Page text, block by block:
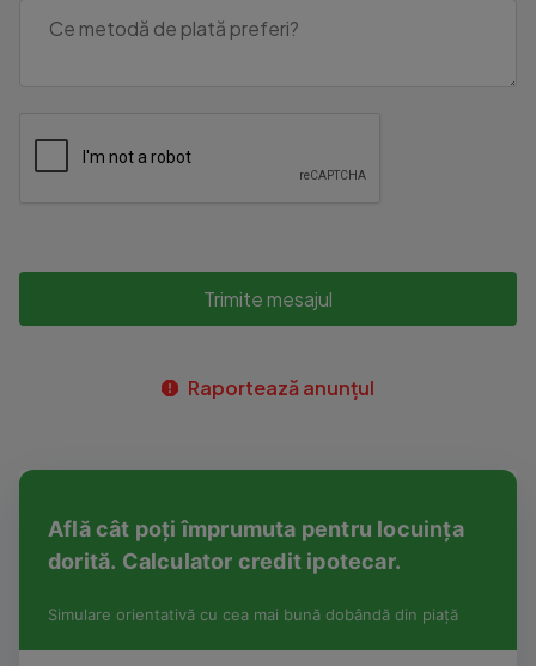
Trimite mesajul
Raportează anunțul
Află cât poți împrumuta pentru locuința
dorită. Calculator credit ipotecar.
Simulare orientativă cu cea mai bună dobândă din piață